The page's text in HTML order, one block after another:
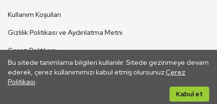
Bu sitede tanımlama bilgileri kullanılır. Sitede gezinmeye devam
ederek, çerez kullanımımızı kabul etmiş olursunuz.Çerez
Politikası
Kabul et
CANLI YAYINLAR
Kullanım Koşulları
Gizlilik Politikası ve Aydınlatma Metni
Çerez Politikası
İletişim
Her hakkı saklıdır. ©2026 TRT. Bağlantı yoluyla gidilen dış